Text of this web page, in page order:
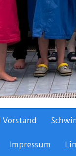
Vorstand
Impressum